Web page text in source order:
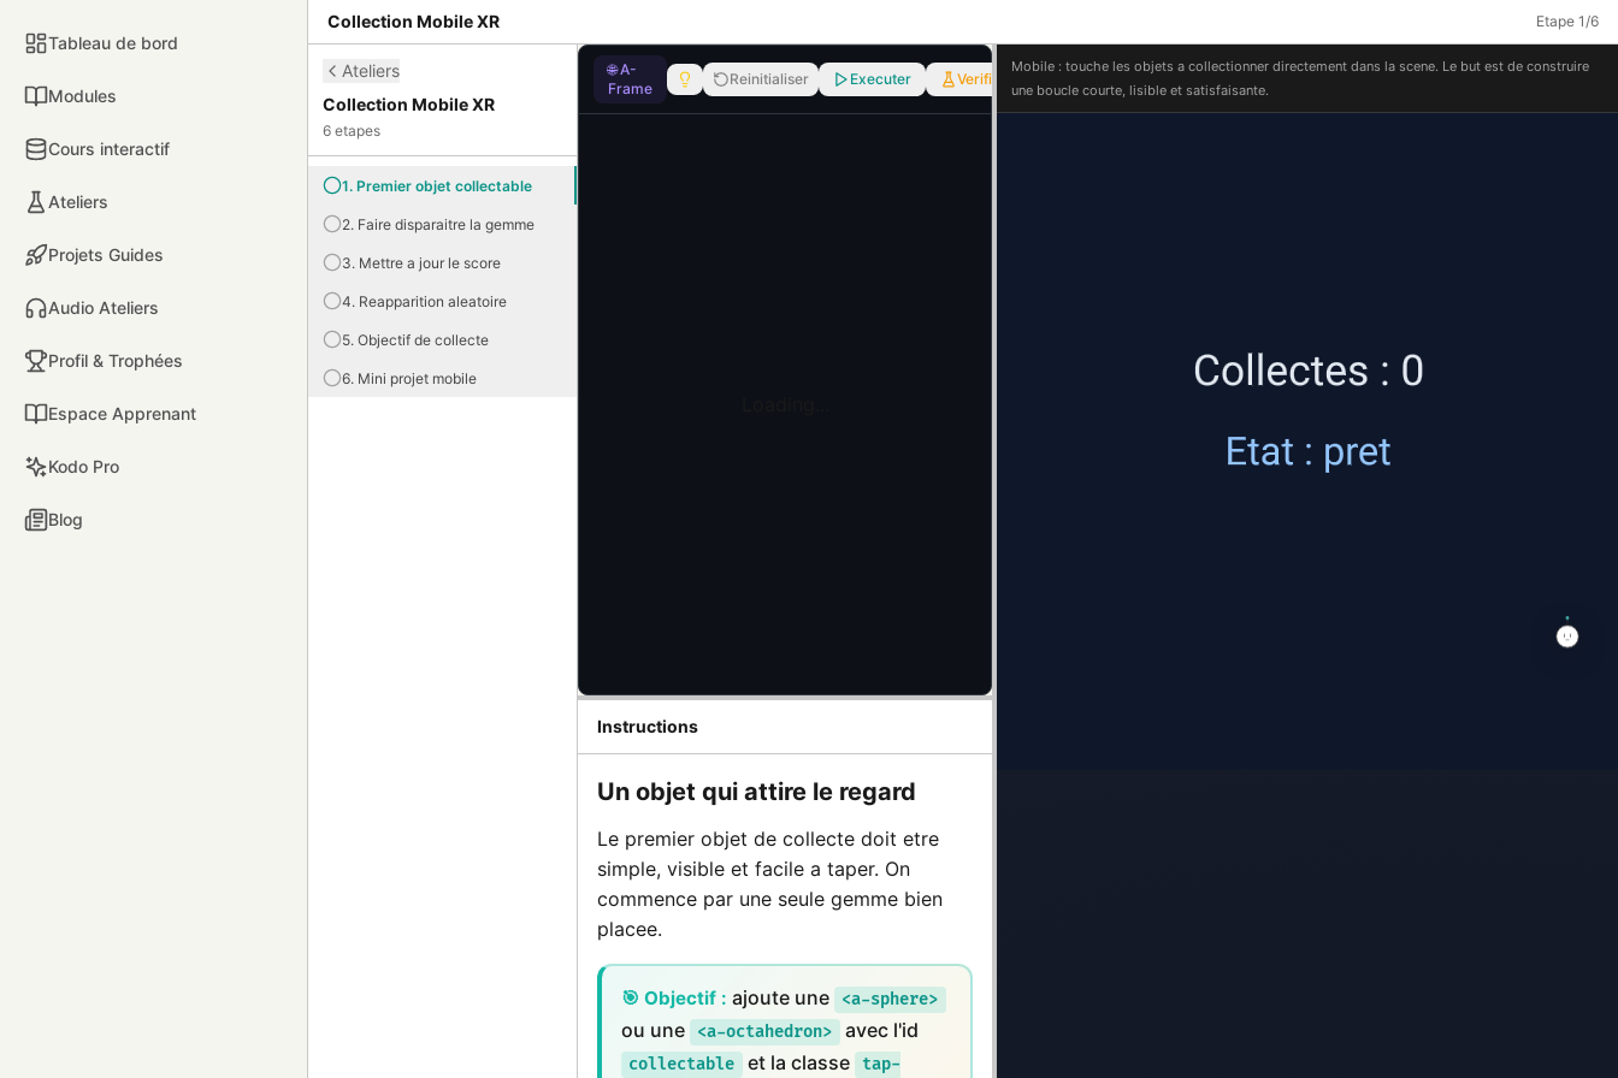
Tableau de bord
Modules
Cours interactif
Ateliers
Projets Guides
Audio Ateliers
Profil & Trophées
Espace Apprenant
Kodo Pro
Blog
Collection Mobile XR Etape 1/6
Ateliers
Collection Mobile XR
6 etapes
1. Premier objet collectable
2. Faire disparaitre la gemme
3. Mettre a jour le score
4. Reapparition aleatoire
5. Objectif de collecte
6. Mini projet mobile
🌐 A-
Frame
Reinitialiser Executer Verifier
Instructions
Un objet qui attire le regard
Le premier objet de collecte doit etre
simple, visible et facile a taper. On
commence par une seule gemme bien
placee.
🎯 Objectif : ajoute une <a-sphere>
ou une <a-octahedron> avec l'id
collectable et la classe tap-
Mobile : touche les objets a collectionner directement dans la scene. Le but est de construire
une boucle courte, lisible et satisfaisante.